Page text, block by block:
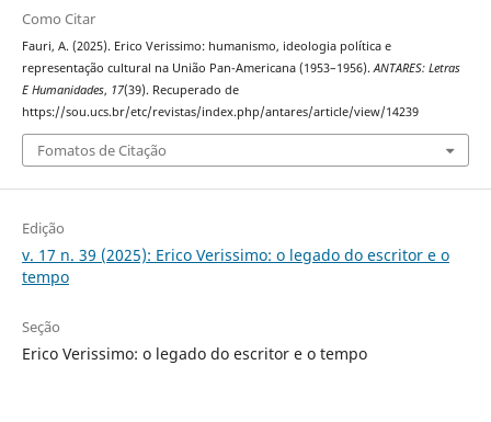
Como Citar
Fauri, A. (2025). Erico Verissimo: humanismo, ideologia política e
representação cultural na União Pan-Americana (1953–1956). ANTARES: Letras
E Humanidades, 17(39). Recuperado de
https://sou.ucs.br/etc/revistas/index.php/antares/article/view/14239
Fomatos de Citação
Edição
v. 17 n. 39 (2025): Erico Verissimo: o legado do escritor e o
tempo
Seção
Erico Verissimo: o legado do escritor e o tempo